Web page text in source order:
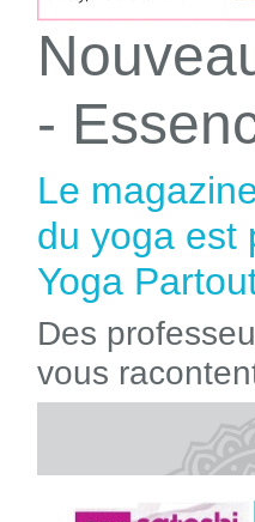
-
Le
du yoga est
Yoga
Des
vous